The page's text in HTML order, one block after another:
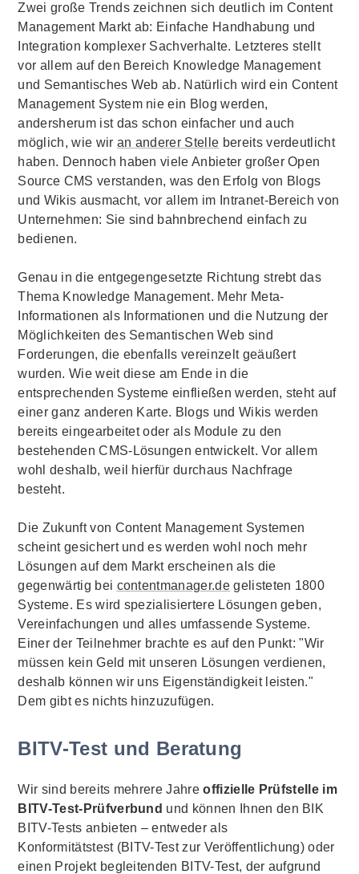
Zwei große Trends zeichnen sich deutlich im Content
ManagementMarkt ab: Einfache Handhabung und
Integration komplexer Sachverhalte. Letzteres stellt
vor allem auf den Bereich Knowledge Management
und Semantisches Web ab. Natürlich wird ein Content
ManagementSystem nie ein Blog werden,
andersherum ist das schon einfacher und auch
möglich, wie wir an anderer Stelle bereits verdeutlicht
haben. Dennoch haben viele Anbieter großerOpen
Source CMS verstanden, was den Erfolg von Blogs
und Wikis ausmacht, vor allem im Intranet-Bereich von
Unternehmen: Sie sind bahnbrechend einfach zu
bedienen.
Genau in die entgegengesetzte Richtung strebt das
Thema Knowledge Management. Mehr Meta-
Informationen als Informationen und die Nutzung der
Möglichkeiten des SemantischenWeb sind
Forderungen, die ebenfalls vereinzelt geäußert
wurden. Wie weit diese am Ende in die
entsprechenden Systeme einfließen werden, steht auf
einer ganz anderen Karte. Blogs und Wikis werden
bereits eingearbeitet oder als Module zu den
bestehenden CMS-Lösungen entwickelt. Vor allem
wohl deshalb, weil hierfür durchaus Nachfrage
besteht.
Die Zukunft von Content ManagementSystemen
scheint gesichert und es werden wohl noch mehr
Lösungen auf dem Markt erscheinen als die
gegenwärtig bei contentmanager.degelisteten 1800
Systeme. Es wird spezialisiertere Lösungen geben,
Vereinfachungen und alles umfassende Systeme.
Einer der Teilnehmer brachte es auf den Punkt: "Wir
müssen kein Geld mit unseren Lösungen verdienen,
deshalb können wir uns Eigenständigkeit leisten."
Dem gibt es nichts hinzuzufügen.
BITV-Test und Beratung
Wir sind bereits mehrere Jahreoffizielle Prüfstelle im
BITV-Test-Prüfverbund und können Ihnen den BIK
BITV-Tests anbieten – entweder als
Konformitätstest (BITV-Test zur Veröffentlichung) oder
einen Projekt begleitenden BITV-Test, der aufgrund